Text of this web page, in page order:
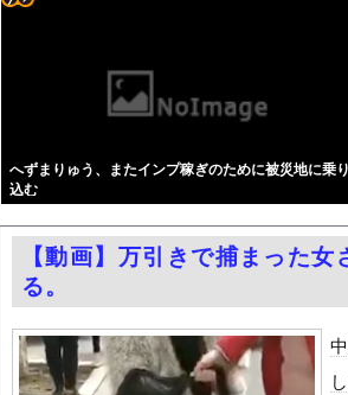
【悲報】ショートスリーパー堀大輔さん、リスナー
国税局職員（25）、税務調査で知り合った納税者の
【画像】「美人すぎる県警本部長」、失職・・・・・
【芸能】元EXILE・黒木啓司、妻・宮崎麗果被告
過給なしで420ps。しかもL型エンジン…このS31Z
【動画】広島記念公園を追い出された左翼さん、流
嫁がいる前で半ケツ見せて不倫を誘う保育士の永野
【動画】若手女優「兄とセ○クスシーンするんです
渡邊渚さん「私がPTSDと診断された当時、世間は
職場の人妻と不倫をして、ついに、、、
へずまりゅう、またインプ稼ぎのために被災地に乗り
込む
自動
更新
【動画】万引きで捕まった
る。